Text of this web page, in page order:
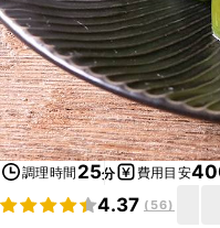
調理時間 25分 費用目安
4.37 ( 56)